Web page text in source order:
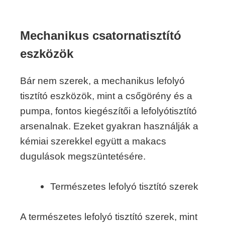
Mechanikus csatornatisztító
eszközök
Bár nem szerek, a mechanikus lefolyó
tisztító eszközök, mint a csőgörény és a
pumpa, fontos kiegészítői a lefolyótisztító
arsenalnak. Ezeket gyakran használják a
kémiai szerekkel együtt a makacs
dugulások megszüntetésére.
Természetes lefolyó tisztító szerek
A természetes lefolyó tisztító szerek, mint